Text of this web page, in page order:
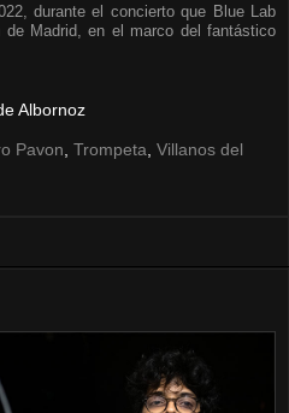
durante el concierto que Blue Lab
Madrid, en el marco del fantástico
Albornoz
Pavon Trompeta Villanos del